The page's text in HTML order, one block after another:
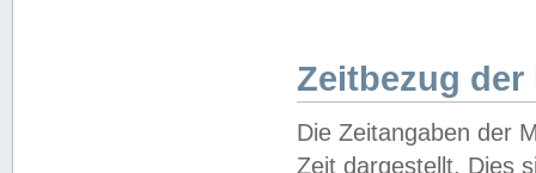
Zeitbezug der
Die Zeitangaben der
Zeit dargestellt. Dies